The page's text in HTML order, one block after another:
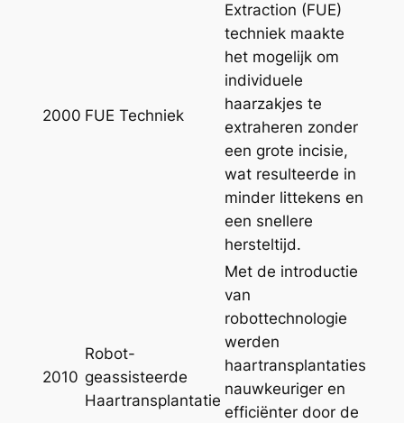
2000 FUE Techniek
Extraction (FUE)
techniek maakte
het mogelijk om
individuele
haarzakjes te
extraheren zonder
een grote incisie,
wat resulteerde in
minder littekens en
een snellere
hersteltijd.
2010
Robot-
geassisteerde
Haartransplantatie
Met de introductie
van
robottechnologie
werden
haartransplantaties
nauwkeuriger en
efficiënter door de